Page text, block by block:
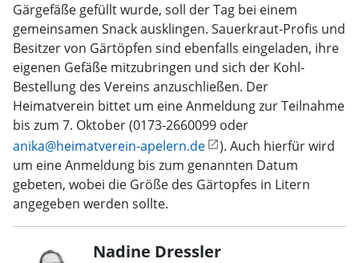
Gärgefäße gefüllt wurde, soll der Tag bei einem
gemeinsamen Snack ausklingen. Sauerkraut-Profis und
Besitzer von Gärtöpfen sind ebenfalls eingeladen, ihre
eigenen Gefäße mitzubringen und sich der Kohl-
Bestellung des Vereins anzuschließen. Der
Heimatverein bittet um eine Anmeldung zur Teilnahme
bis zum 7. Oktober (0173-2660099 oder
anika@heimatverein-apelern.de
). Auch hierfür wird
um eine Anmeldung bis zum genannten Datum
gebeten, wobei die Größe des Gärtopfes in Litern
angegeben werden sollte.
Nadine Dressler